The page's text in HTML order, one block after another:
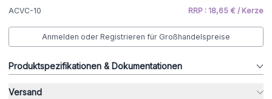
ACVC-10 RRP : 18,65 € / Kerze
Anmelden oder Registrieren für Großhandelspreise
Produktspezifikationen & Dokumentationen
Versand